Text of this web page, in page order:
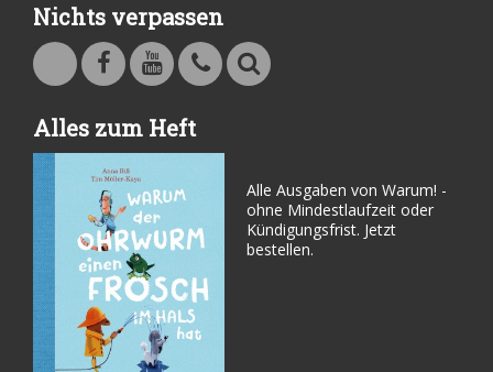
Nichts verpassen
Alles zum Heft
Alle Ausgaben von Warum! -
ohne Mindestlaufzeit oder
Kündigungsfrist. Jetzt
bestellen.